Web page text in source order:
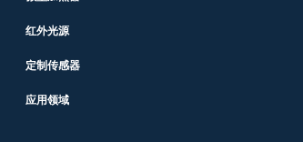
红外光源
定制传感器
应用领域